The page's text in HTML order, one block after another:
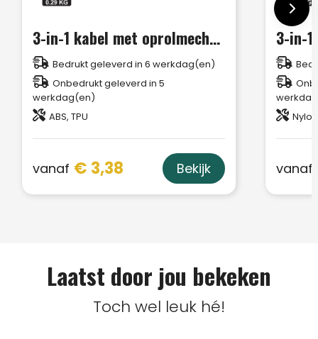
3-in-1 kabel met oprolmechanisme
Bedrukt geleverd in 6 werkdag(en)
Onbedrukt geleverd in 5
werkdag(en)
ABS, TPU
vanaf € 3,38 Bekijk
3-in-
vanaf
Laatst door jou bekeken
Toch wel leuk hé!